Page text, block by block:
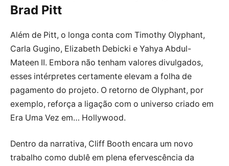
Brad Pitt
Além de Pitt, o longa conta com Timothy Olyphant,
Carla Gugino, Elizabeth Debicki e Yahya Abdul-
Mateen II. Embora não tenham valores divulgados,
esses intérpretes certamente elevam a folha de
pagamento do projeto. O retorno de Olyphant, por
exemplo, reforça a ligação com o universo criado em
Era Uma Vez em… Hollywood.
Dentro da narrativa, Cliff Booth encara um novo
trabalho como dublê em plena efervescência da